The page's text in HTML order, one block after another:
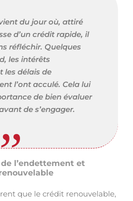
du jour où, attiré
d’un crédit rapide, il
réfléchir. Quelques
les intérêts
les délais de
l’ont acculé. Cela lui
de bien évaluer
de s’engager.
l’endettement et
que le crédit renouvelable,